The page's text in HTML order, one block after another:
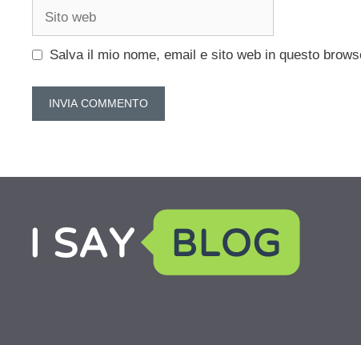
Sito
Salva il mio nome, email e sito web in questo